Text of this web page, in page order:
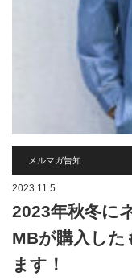
メルマガ告知
2023.11.5
2023年秋冬に
MBが購入した
ます！